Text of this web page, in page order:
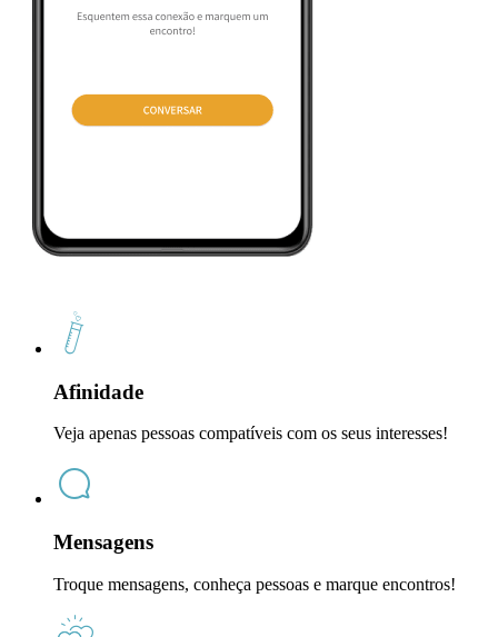
Afinidade
Veja apenas pessoas compatíveis com os seus interesses!
Mensagens
Troque mensagens, conheça pessoas e marque encontros!